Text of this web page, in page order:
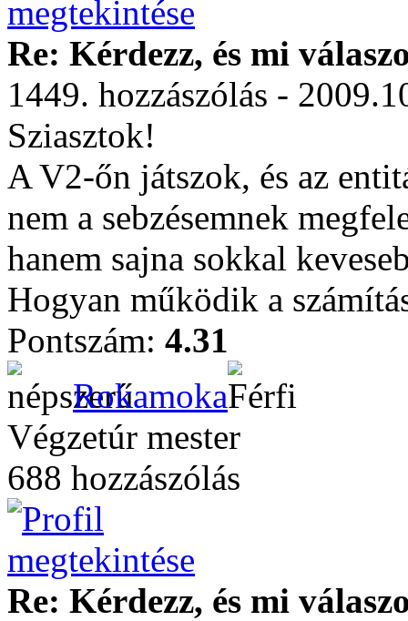
Re: Kérdezz, és mi
1449. hozzászólás -
Sziasztok!
A V2-őn játszok, és az
nem a sebzésemnek
hanem sajna sokkal
Hogyan működik a
Pontszám: 4.31
Rokamoka
Végzetúr mester
688 hozzászólás
Re: Kérdezz, és mi